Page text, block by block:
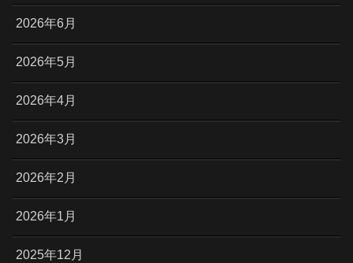
2026年6月
2026年5月
2026年4月
2026年3月
2026年2月
2026年1月
2025年12月